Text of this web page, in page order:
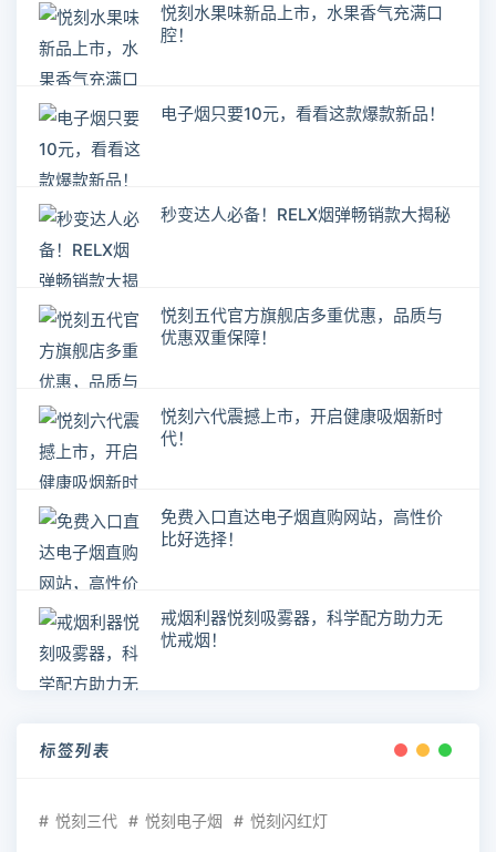
悦刻水果味新品上市，水果香气充满口
腔！
电子烟只要10元，看看这款爆款新品！
秒变达人必备！RELX烟弹畅销款大揭秘
悦刻五代官方旗舰店多重优惠，品质与
优惠双重保障！
悦刻六代震撼上市，开启健康吸烟新时
代！
免费入口直达电子烟直购网站，高性价
比好选择！
戒烟利器悦刻吸雾器，科学配方助力无
忧戒烟！
标签列表
悦刻三代 悦刻电子烟 悦刻闪红灯